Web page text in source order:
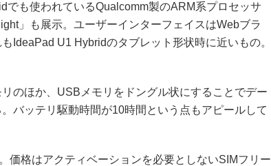
も使われているQualcomm製のARM系プロセッサ
」も展示。ユーザーインターフェイスはWebブラ
IdeaPad U1 Hybridのタブレット形状時に近いもの。
のほか、USBメモリをドングル状にすることでデー
バッテリ駆動時間が10時間という点もアピールして
価格はアクティベーションを必要としないSIMフリー